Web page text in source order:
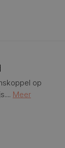
op
Meer